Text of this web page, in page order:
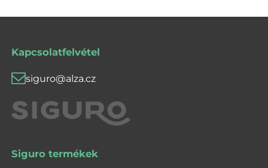
Kapcsolatfelvétel
siguro@alza.cz
Siguro termékek